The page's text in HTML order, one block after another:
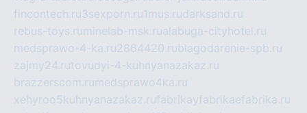
fincontech.ru3sexporn.ru1mus.rudarksand.ru
rebus-toys.ru minelab-msk.rualabuga-cityhotel.ru
medsprawo-4-ka.ru2864420.rublagodarenie-spb.ru
zajmy24.rutovudyi-4-kuhnyanazakaz.ru
brazzerscom.ru medsprawo4ka.ru
xehyroo5kuhnyanazakaz.rufabrikayfabrikaefabrika.ru